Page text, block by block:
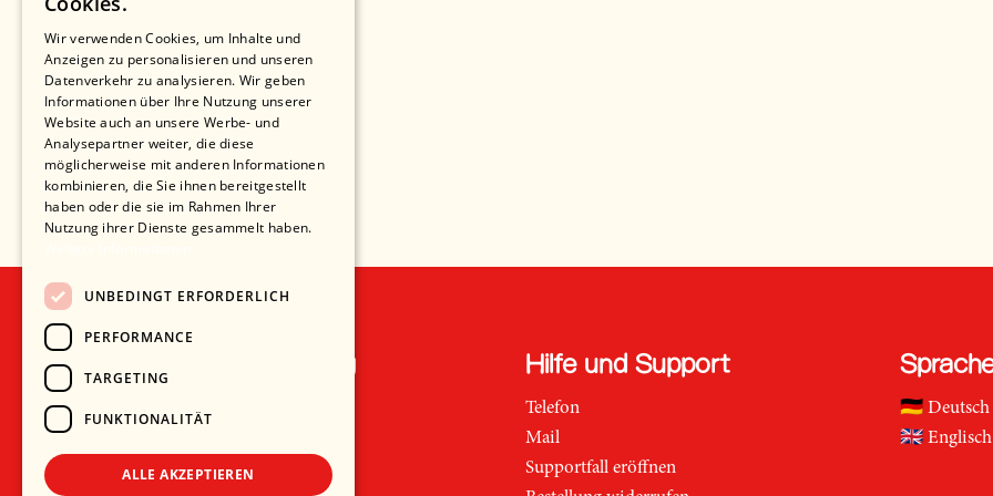
Recht und Ordnung
Datenschutz
Hilfe und Support
Telefon
Mail
Supportfall eröffnen
🇩🇪 Deutsch
🇬🇧 Englisch
Wir verwenden Cookies, um Inhalte und
Anzeigen zu personalisieren und unseren
Datenverkehr zu analysieren. Wir geben
Informationen über Ihre Nutzung unserer
Website auch an unsere Werbe- und
Analysepartner weiter, die diese
möglicherweise mit anderen Informationen
kombinieren, die Sie ihnen bereitgestellt
haben oder die sie im Rahmen Ihrer
Nutzung ihrer Dienste gesammelt haben.
UNBEDINGT ERFORDERLICH
PERFORMANCE
TARGETING
FUNKTIONALITÄT
ALLE AKZEPTIEREN